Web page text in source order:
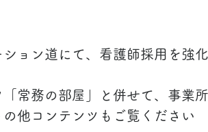
ョン道にて、看護師採用を強化
常務の部屋」と併せて、事業
他コンテンツもご覧ください